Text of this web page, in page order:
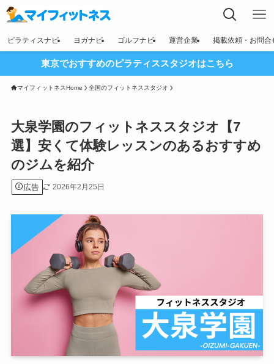
ピラティスナビ ヨガナビ ゴルフナビ 運営企業 掲載依頼・お問合
東京でおすすめのピラティススタジオはこちら
マイフィットネスHome 全国のフィットネススタジオ
大泉学園のフィットネススタジオ【7
選】安くて体験レッスンのあるおすすめ
のジムを紹介
広告 2026年2月25日